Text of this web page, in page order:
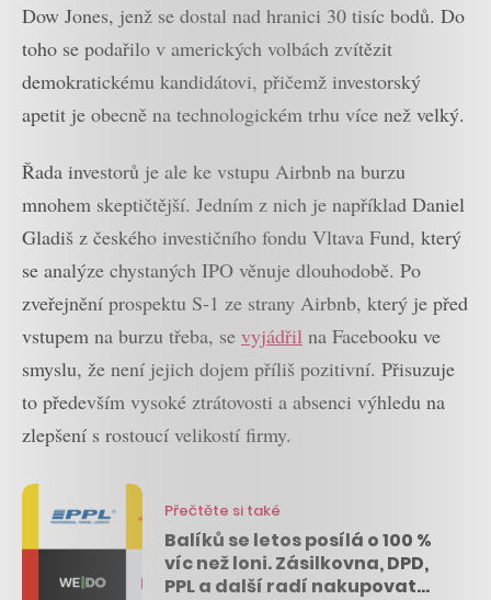
Dow Jones, jenž se dostal nad hranici 30 tisíc bodů. Do
toho se podařilo v amerických volbách zvítězit
demokratickému kandidátovi, přičemž investorský
apetit je obecně na technologickém trhu více než velký.
Řada investorů je ale ke vstupu Airbnb na burzu
mnohem skeptičtější. Jedním z nich je například Daniel
Gladiš z českého investičního fondu Vltava Fund, který
se analýze chystaných IPO věnuje dlouhodobě. Po
zveřejnění prospektu S-1 ze strany Airbnb, který je před
vstupem na burzu třeba, se vyjádřil na Facebooku ve
smyslu, že není jejich dojem příliš pozitivní. Přisuzuje
to především vysoké ztrátovosti a absenci výhledu na
zlepšení s rostoucí velikostí firmy.
Přečtěte si také
Balíků se letos posílá o 100 %
víc než loni. Zásilkovna, DPD,
PPL a další radí nakupovat